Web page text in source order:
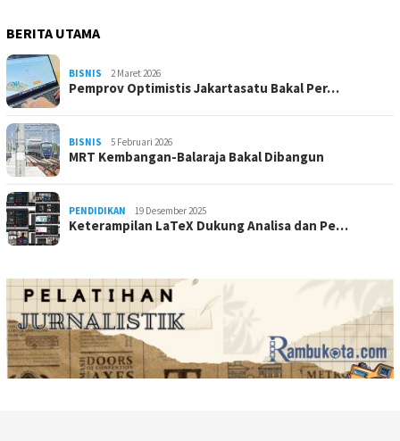
BERITA UTAMA
BISNIS 2 Maret 2026
Pemprov Optimistis Jakartasatu Bakal Per…
BISNIS 5 Februari 2026
MRT Kembangan-Balaraja Bakal Dibangun
PENDIDIKAN 19 Desember 2025
Keterampilan LaTeX Dukung Analisa dan Pe…